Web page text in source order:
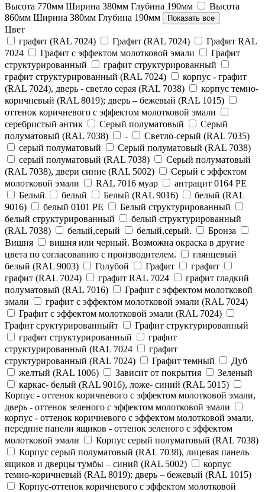
Высота 770мм Ширина 380мм Глубина 190мм
Высота
860мм Ширина 380мм Глубина 190мм
Показать все
Цвет
графит (RAL 7024)
Графит (RAL 7024)
Графит RAL
7024
Графит с эффектом молотковой эмали
Графит
структурированный
графит структурированный
графит структурированный (RAL 7024)
корпус - графит
(RAL 7024), дверь - светло серая (RAL 7038)
корпус темно-
коричневый (RAL 8019); дверь – бежевый (RAL 1015)
оттенок коричневого с эффектом молотковой эмали
серебристый антик
Серый полуматовый
Серый
полуматовый (RAL 7038)
-
Cветло-серый (RAL 7035)
cерый полуматовый
Cерый полуматовый (RAL 7038)
cерый полуматовый (RAL 7038)
Cерый полуматовый
(RAL 7038), двери синие (RAL 5002)
Cерый с эффектом
молотковой эмали
RAL 7016 муар
антрацит 0164 PE
Белый
белый Белый (RAL 9016)
белый (RAL
9016)
белый 0101 PE
Белый структурированный
белый структурированный
белый структурированный
(RAL 7038)
белый,серый белый,серый.
Бронза
Вишня
вишня или черный. Возможна окраска в другие
цвета по согласованию с производителем.
глянцевый
белый (RAL 9003)
Голубой Графит
графит
графит (RAL 7024)
графит RAL 7024
графит гладкий
полуматовый (RAL 7016)
Графит с эффектом молотковой
эмали
графит с эффектом молотковой эмали (RAL 7024)
Графит с эффектом молотковой эмали (RAL 7024)
Графит сруктурированныйт
Графит структурированный
графит структурированный
графит
структурированный (RAL 7024
графит
структурированный (RAL 7024)
Графит темный
Дуб
желтый (RAL 1006)
Зависит от покрытия
Зеленый
каркас- белый (RAL 9016), ложе- синий (RAL 5015)
Корпус - оттенок коричневого с эффектом молотковой эмали,
дверь - оттенок зеленого с эффектом молотковой эмали
корпус - оттенок коричневого с эффектом молотковой эмали,
передние панели ящиков - оттенок зеленого с эффектом
молотковой эмали
Корпус серый полуматовый (RAL 7038)
Корпус серый полуматовый (RAL 7038), лицевая панель
ящиков и дверцы тумбы – синий (RAL 5002)
корпус
темно-коричневый (RAL 8019); дверь – бежевый (RAL 1015)
Корпус-оттенок коричневого с эффектом молотковой